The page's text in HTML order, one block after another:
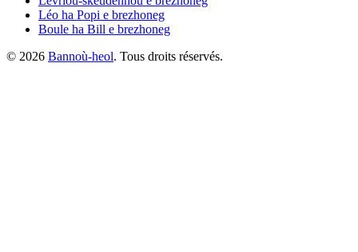
Léo ha Popi e brezhoneg
Boule ha Bill e brezhoneg
© 2026 Bannoù-heol. Tous droits réservés.